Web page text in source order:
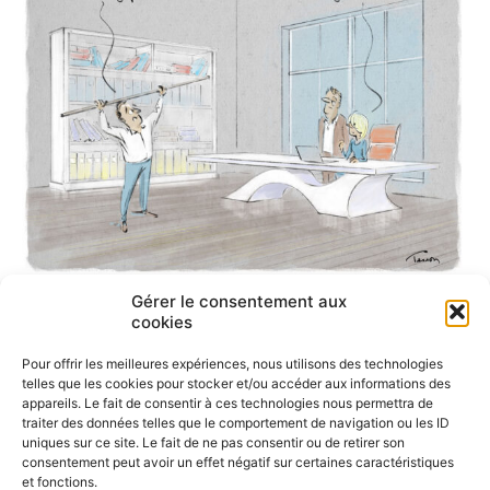
Gérer le consentement aux
cookies
Pour offrir les meilleures expériences, nous utilisons des technologies
telles que les cookies pour stocker et/ou accéder aux informations des
appareils. Le fait de consentir à ces technologies nous permettra de
traiter des données telles que le comportement de navigation ou les ID
uniques sur ce site. Le fait de ne pas consentir ou de retirer son
consentement peut avoir un effet négatif sur certaines caractéristiques
et fonctions.